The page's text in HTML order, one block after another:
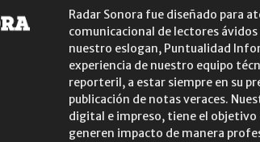
Radar Sonora fue diseñado para
comunicacional de lectores
nuestro eslogan, Puntualidad
experiencia de nuestro equipo
reporteril, a estar siempre en su
publicación de notas veraces.
digital e impreso, tiene el objetivo
generen impacto de manera